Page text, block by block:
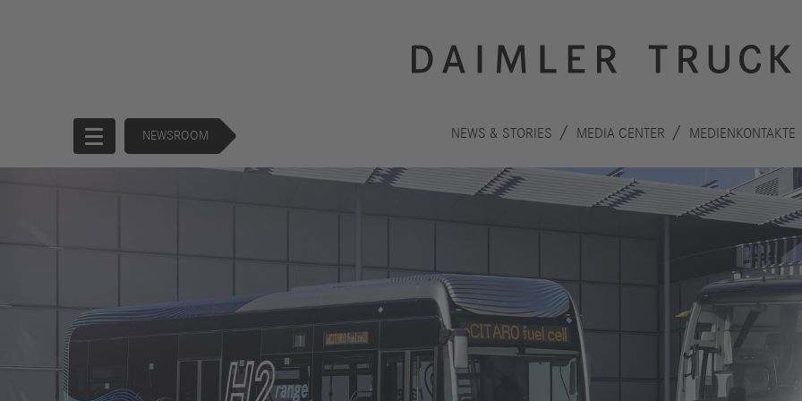
NEWSROOM NEWS & STORIES MEDIA CENTER MEDIENKONTAKTE
Unternehmensführung
Produkte
Financial
Innovation
Antriebe
Sicherheit
Autonomes
Nachhaltigkeit